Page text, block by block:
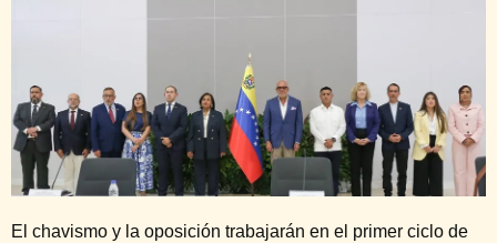
El chavismo y la oposición trabajarán en el primer ciclo de